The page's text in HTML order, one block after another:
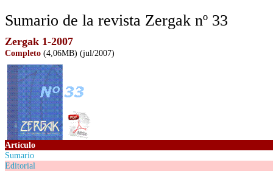
Sumario de la revista Zergak nº 33
Zergak 1-2007
Completo (4,06MB) (jul/2007)
Artículo
Sumario
Editorial